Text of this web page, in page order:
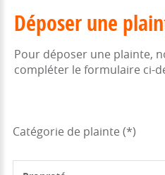
Déposer une
Pour déposer une plainte,
compléter le formulaire ci-
Catégorie de plainte (*)